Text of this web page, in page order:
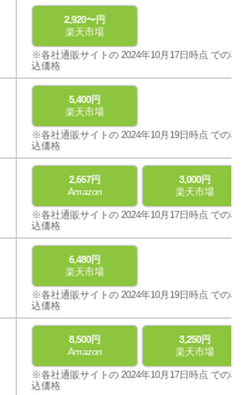
2,920〜円
楽天市場
※各社通販サイトの 2024年10月17日時点 での税
込価格
5,400円
楽天市場
※各社通販サイトの 2024年10月19日時点 での税
込価格
2,667円
Amazon
3,000円
楽天市場
※各社通販サイトの 2024年10月17日時点 での税
込価格
6,480円
楽天市場
※各社通販サイトの 2024年10月19日時点 での税
込価格
8,500円
Amazon
3,250円
楽天市場
※各社通販サイトの 2024年10月17日時点 での税
込価格